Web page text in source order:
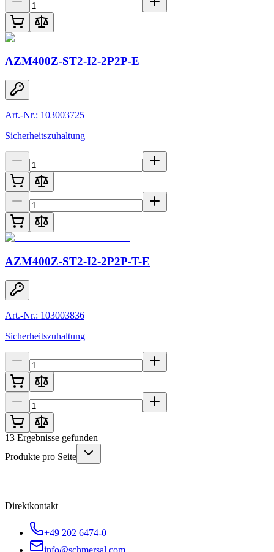
AZM400Z-ST2-I2-2P2P-E
Art.-Nr.: 103003725
Sicherheitszuhaltung
AZM400Z-ST2-I2-2P2P-T-E
Art.-Nr.: 103003836
Sicherheitszuhaltung
13 Ergebnisse gefunden
Produkte pro Seite
Direktkontakt
+49 202 6474-0
info@schmersal.com